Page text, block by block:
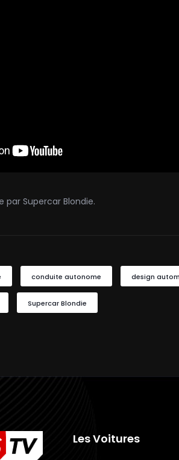
Supercar Blondie.
conduite autonome design
Supercar Blondie
Les Voitures